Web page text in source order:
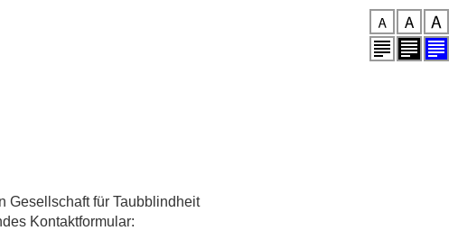
Gesellschaft für Taubblindheit
Kontaktformular: